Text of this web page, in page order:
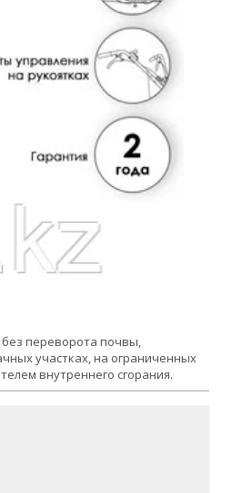
переворота почвы,
участках, на ограниченных
внутреннего сгорания.